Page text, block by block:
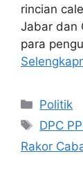
rincian
Jabar dan
para
Kategori
Politik
Tag
DPC
Rakor